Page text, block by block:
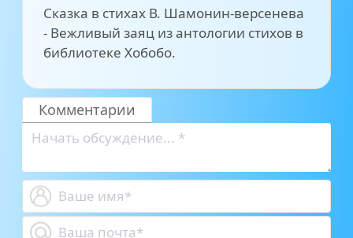
Сказка в стихах В. Шамонин-версенева
- Вежливый заяц из антологии стихов в
библиотеке Хобобо.
Комментарии